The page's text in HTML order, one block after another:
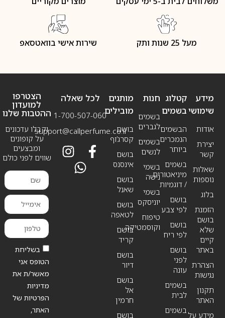
מעל 25 שנות ותק שירות אישי בוואטסאפ
מידע
שימושי
אודות
יצירת
קשר
שאלות
נוספות
בלוג
הזמנת
בושם
שלא
קיים
באתר
הצהרת
נגישות
תקנון
האתר
מידע על
חנות
בשמים
לגברים
בשמים
לנשים
בשמי
נישה
בשמי
יוניסקס
טיפוח
וקוסמטיקה
קטלוג
בשמים
הבשמים
הנמכרים
ביותר
בשמים
מיניאטורים
/ דוגמיות
בושם
לפי צבע
בושם
לפי ריח
בושם
לפני
עונה
בשמים
לבית
בשמים
מותגים
מובילים
בושם
קסרג’וף
בושם
אינסנס
בושם
שאנל
בושם
לטאפה
בושם
קריד
בושם
דיור
בושם
אל
חרמין
בושם
לכל שאלה
1-700-507-060
support@callperfume.co.il
הצטרפו
למועדון
ההטבות שלנו
וקבלו עדכונים
על קופונים
ומבצעים
שווים לפני כולם
בשליחת
הטופס אני
מאשר/ת את
מדיניות
הפרטיות של
האתר,